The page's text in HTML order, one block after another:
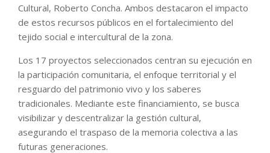
Cultural, Roberto Concha. Ambos destacaron el impacto
de estos recursos públicos en el fortalecimiento del
tejido social e intercultural de la zona.
Los 17 proyectos seleccionados centran su ejecución en
la participación comunitaria, el enfoque territorial y el
resguardo del patrimonio vivo y los saberes
tradicionales. Mediante este financiamiento, se busca
visibilizar y descentralizar la gestión cultural,
asegurando el traspaso de la memoria colectiva a las
futuras generaciones.